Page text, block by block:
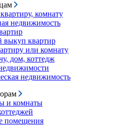
комнату
недвижимость
выкуп квартир
или комнату
дом, коттедж
недвижимость
и комнаты
помещения